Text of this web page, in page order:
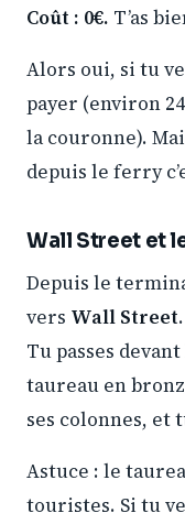
Coût : 0€. T’as
Alors oui, si tu
payer (environ
la couronne).
depuis le ferry
Wall Street et
Depuis le
vers Wall Street
Tu passes
taureau en
ses colonnes, et
Astuce : le
touristes. Si tu